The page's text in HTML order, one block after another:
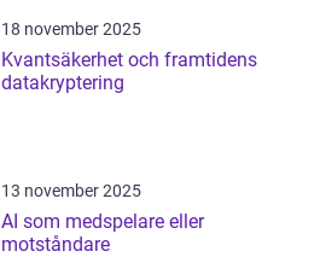
18 november 2025
Kvantsäkerhet och framtidens
datakryptering
13 november 2025
AI som medspelare eller
motståndare